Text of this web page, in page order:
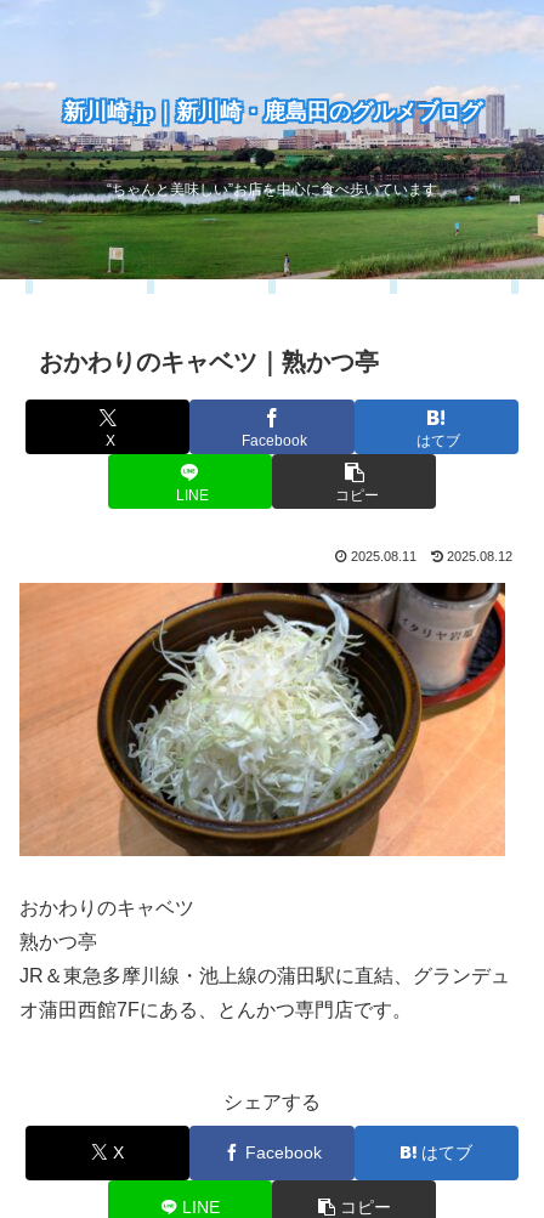
新川崎.jp｜新川崎・鹿島田のグルメブログ
“ちゃんと美味しい”お店を中心に食べ歩いています
おかわりのキャベツ｜熟かつ亭
X Facebook はてブ
LINE コピー
2025.08.11 2025.08.12
おかわりのキャベツ
熟かつ亭
JR＆東急多摩川線・池上線の蒲田駅に直結、グランデュ
オ蒲田西館7Fにある、とんかつ専門店です。
シェアする
X Facebook はてブ
LINE コピー